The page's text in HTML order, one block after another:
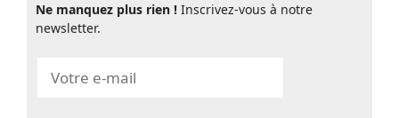
Ne manquez plus rien ! Inscrivez-vous à notre
newsletter.